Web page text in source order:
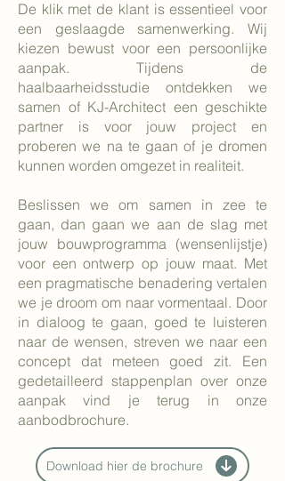
De klik met de klant is essentieel voor
een geslaagde samenwerking. Wij
kiezen bewust voor een persoonlijke
aanpak. Tijdens de
haalbaarheidsstudie ontdekken we
samen of KJ-Architect een geschikte
partner is voor jouw project en
proberen we na te gaan of je dromen
kunnen worden omgezet in realiteit.
Beslissen we om samen in zee te
gaan, dan gaan we aan de slag met
jouw bouwprogramma (wensenlijstje)
voor een ontwerp op jouw maat. Met
een pragmatische benadering vertalen
we je droom om naar vormentaal. Door
in dialoog te gaan, goed te luisteren
naar de wensen, streven we naar een
concept dat meteen goed zit. Een
gedetailleerd stappenplan over onze
aanpak vind je terug in onze
aanbodbrochure.
Download hier de brochure